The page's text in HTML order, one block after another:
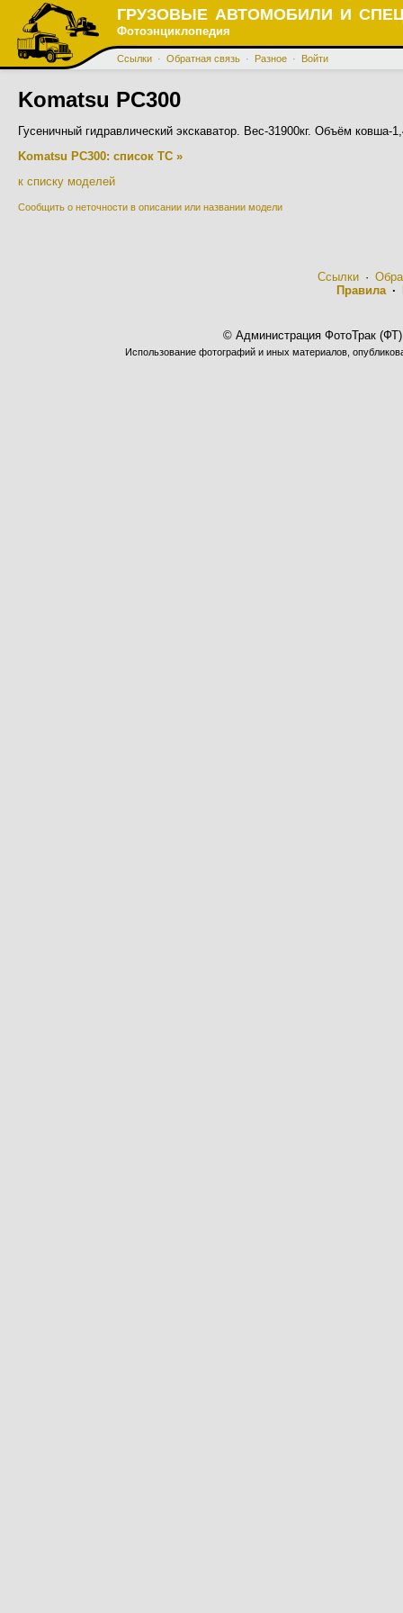
ГРУЗОВЫЕ АВТОМОБИЛИ И
Фотоэнциклопедия
Ссылки · Обратная связь · Разное · Войти
Komatsu PC300
Гусеничный гидравлический экскаватор. Вес-31900кг. Объём
Komatsu PC300: список ТС »
к списку моделей
Сообщить о неточности в описании или названии модели
Ссылки·
Правила·
© Администрация ФотоТрак
Использование фотографий и иных материалов,